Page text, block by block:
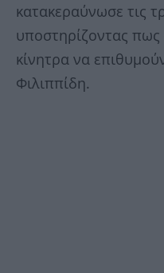
κατακεραύνωσε τις
υποστηρίζοντας πως
κίνητρα να
Φιλιππίδη.